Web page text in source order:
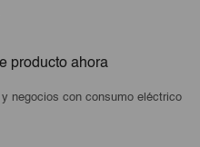
producto ahora
negocios con consumo eléctrico